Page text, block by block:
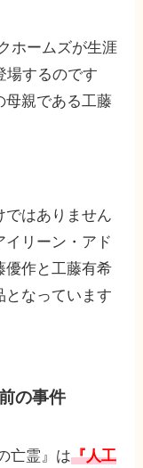
ホームズが生涯
場するのです
母親である工藤
ではありません
イリーン・アド
優作と工藤有希
となっています
の事件
亡霊』は『人工